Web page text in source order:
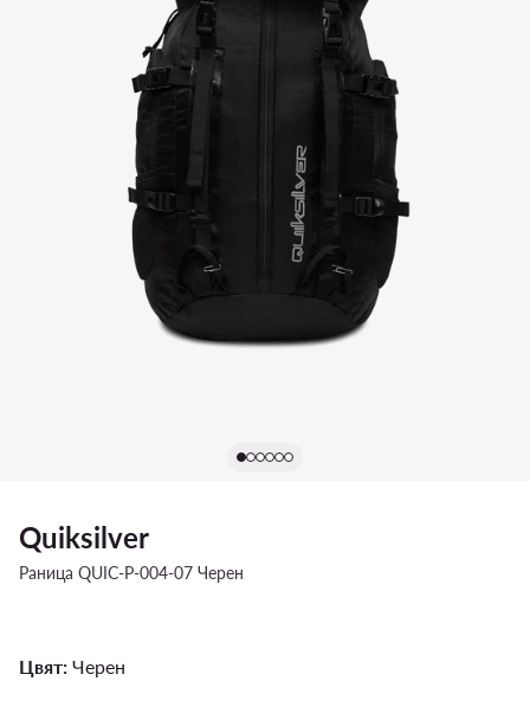
Quiksilver
Раница QUIC-P-004-07 Черен
Цвят: Черен